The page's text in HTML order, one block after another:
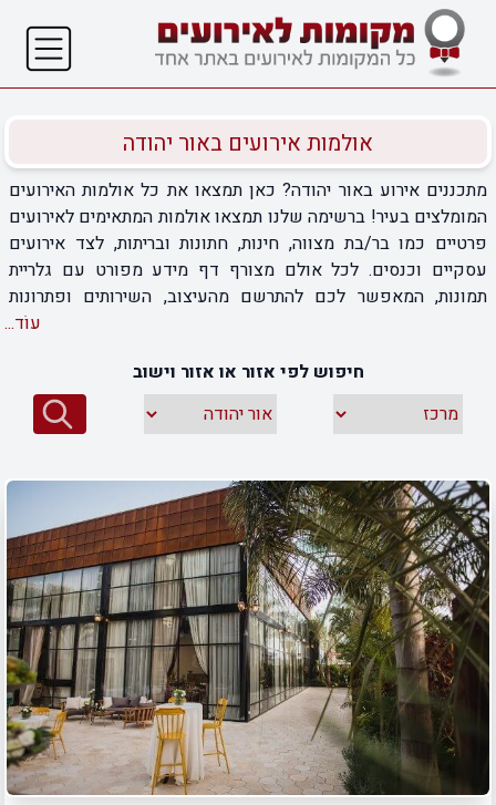
אולמות אירועים באור יהודה
מתכננים אירוע באור יהודה? כאן תמצאו את כל אולמות האירועים
המומלצים בעיר! ברשימה שלנו תמצאו אולמות המתאימים לאירועים
פרטיים כמו בר/בת מצווה, חינות, חתונות ובריתות, לצד אירועים
עסקיים וכנסים. לכל אולם מצורף דף מידע מפורט עם גלריית
תמונות, המאפשר לכם להתרשם מהעיצוב, השירותים ופתרונות
האירוח המוצעים. האולמות מגוונים וכוללים גם גני אירועים ומתחמי
אירוע. כנסו עכשיו, התרשמו ובחרו את האולם המתאים ביותר לאירוע
הבא שלכם באור יהודה.
עוֹד...
חיפוש לפי אזור או אזור וישוב